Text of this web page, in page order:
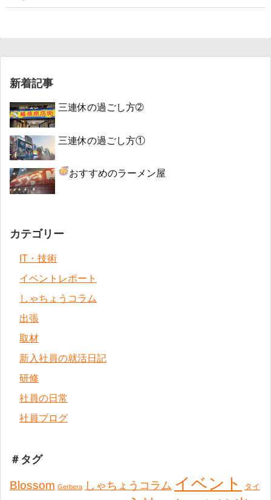
新着記事
三連休の過ごし方➁
三連休の過ごし方①
おすすめのラーメン屋
カテゴリー
IT・技術
イベントレポート
しゃちょうコラム
出張
取材
新入社員の就活日記
研修
社員の日常
社員ブログ
＃タグ
Blossom Gerbera しゃちょうコラム イベント タイ